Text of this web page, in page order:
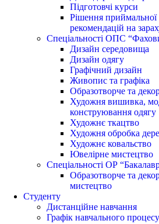
Підготовчі курси
Рішення приймальної
рекомендацій на
Спеціальності ОПС
Дизайн середовища
Дизайн одягу
Графічний дизайн
Живопис та графіка
Образотворче та
Художня вишивка,
конструювання одягу
Художнє ткацтво
Художня обробка
Художнє ковальство
Ювелірне мистецтво
Спеціальності ОР
Образотворче та
мистецтво
Студенту
Дистанційне навчання
Графік навчального процесу